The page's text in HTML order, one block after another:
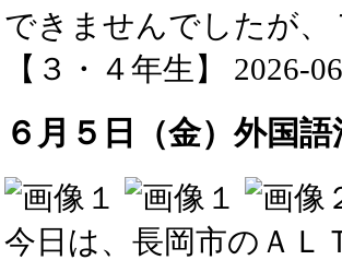
できませんでしたが
【３・４年生】 2026-
６月５日（金）外国
今日は、長岡市のＡＬ